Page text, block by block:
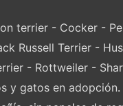
terrier - Cocker -
Russell Terrier-
- Rottweiler-
y gatos en adopción